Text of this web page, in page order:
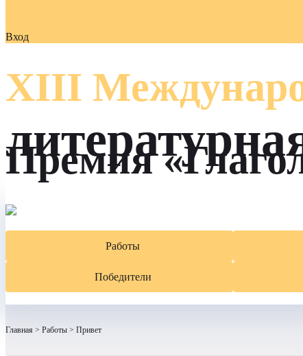
Вход
XIII
Премия
Работы
Победители
Главная Работы Привет